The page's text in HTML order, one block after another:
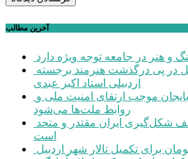
آخرین مطالب
و هنر در جامعه توجه ویژه دارد
اردبیلی استاد اکبر عبدی
روابط ملت‌ها می‌شود
است